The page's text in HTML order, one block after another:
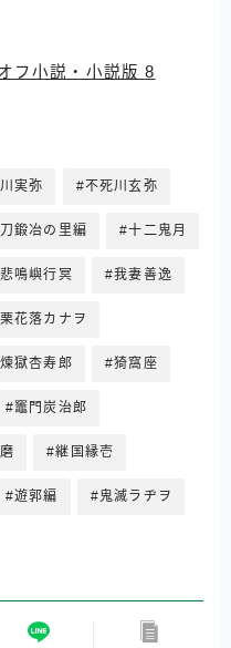
フ小説・小説版8
実弥 不死川玄弥
刀鍛冶の里編 十二鬼月
悲鳴嶼行冥 我妻善逸
栗花落カナヲ
煉獄杏寿郎 猗窩座
竈門炭治郎
継国縁壱
遊郭編 鬼滅ラヂヲ